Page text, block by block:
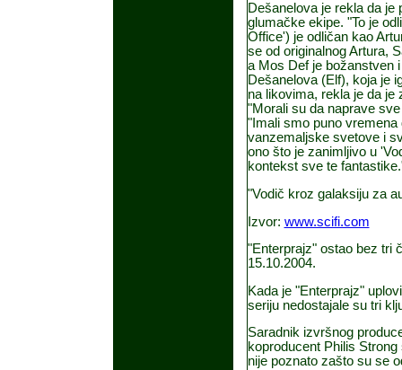
Dešanelova je rekla da je
glumačke ekipe. "To je
Office') je odličan kao
se od originalnog Artura,
a Mos Def je božanstven
Dešanelova (Elf), koja je
na likovima, rekla je da je
"Morali su da naprave
"Imali smo puno
vanzemaljske svetove i
ono što je zanimljivo u
kontekst sve te
"Vodič kroz galaksiju za
Izvor: www.scifi.com
"Enterprajz" ostao bez tri
15.10.2004.
Kada je "Enterprajz"
seriju nedostajale su tri
Saradnik izvršnog
koproducent Philis
nije poznato zašto su se